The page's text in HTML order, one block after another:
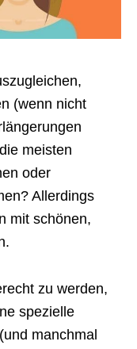
(wenn nicht
meisten
oder
Allerdings
mit schönen,
zu werden,
spezielle
manchmal